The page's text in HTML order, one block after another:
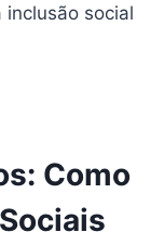
inclusão social
Como